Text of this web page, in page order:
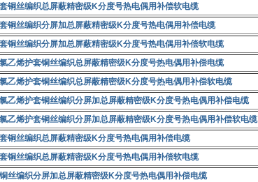
铜丝编织总屏蔽精密级K分度号热电偶用补偿软电缆
铜丝编织分屏加总屏蔽精密级K分度号热电偶用补偿电缆
铜丝编织分屏加总屏蔽精密级K分度号热电偶用补偿软电缆
乙烯护套铜丝编织总屏蔽精密级K分度号热电偶用补偿电缆
乙烯护套铜丝编织总屏蔽精密级K分度号热电偶用补偿软电缆
乙烯护套铜丝编织分屏加总屏蔽精密级K分度号热电偶用补偿电缆
乙烯护套铜丝编织分屏加总屏蔽精密级K分度号热电偶用补偿软电缆
铜丝编织总屏蔽精密级K分度号热电偶用补偿电缆
铜丝编织总屏蔽精密级K分度号热电偶用补偿软电缆
丝编织分屏加总屏蔽精密级K分度号热电偶用补偿电缆